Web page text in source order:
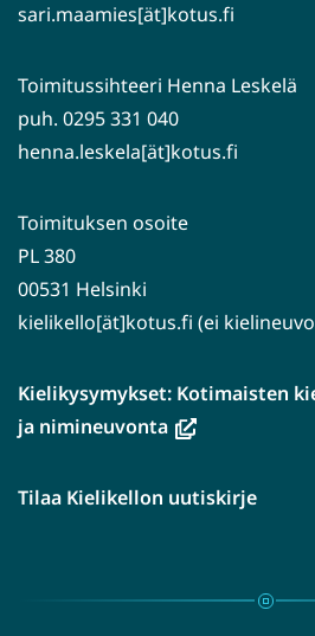
sari.maamies[ät]kotus.fi
Toimitussihteeri Henna Leskelä
puh. 0295 331 040
henna.leskela[ät]kotus.fi
Toimituksen osoite
PL 380
00531 Helsinki
kielikello[ät]kotus.fi (ei
Kielikysymykset: Kotimaisten
ja nimineuvonta(avautuu
ikkunaan,
palveluun)
Tilaa Kielikellon uutiskirje